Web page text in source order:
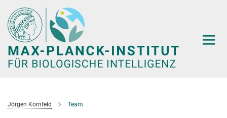
Hauptinhalt
Jörgen Kornfeld Team